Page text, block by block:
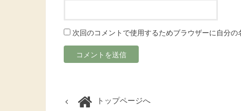
次回のコメントで使用するためブラウザーに自分の
トップページへ